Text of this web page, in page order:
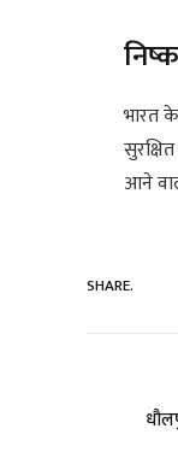
भारत
आने
SHARE.